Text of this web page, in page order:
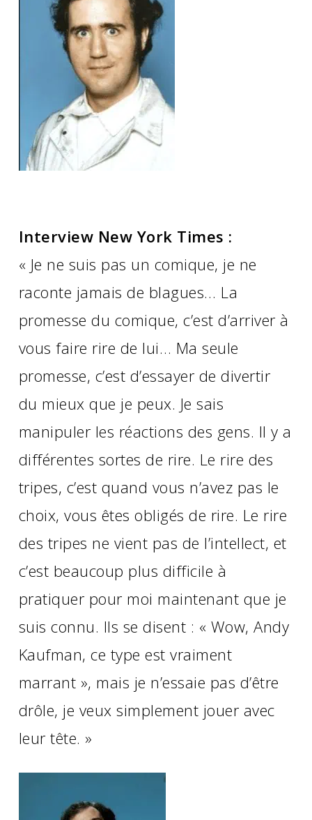
Interview New York Times :
« Je ne suis pas un comique, je ne
raconte jamais de blagues… La
promesse du comique, c’est d’arriver à
vous faire rire de lui… Ma seule
promesse, c’est d’essayer de divertir
du mieux que je peux. Je sais
manipuler les réactions des gens. Il y a
différentes sortes de rire. Le rire des
tripes, c’est quand vous n’avez pas le
choix, vous êtes obligés de rire. Le rire
des tripes ne vient pas de l’intellect, et
c’est beaucoup plus difficile à
pratiquer pour moi maintenant que je
suis connu. Ils se disent : « Wow, Andy
Kaufman, ce type est vraiment
marrant », mais je n’essaie pas d’être
drôle, je veux simplement jouer avec
leur tête. »